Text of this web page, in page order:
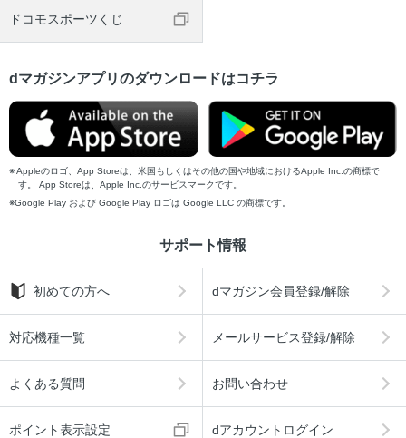
ドコモスポーツくじ
dマガジンアプリのダウンロードはコチラ
Appleのロゴ、App Storeは、米国もしくはその他の国や地域におけるApple Inc.の商標で
す。 App Storeは、Apple Inc.のサービスマークです。
Google Play および Google Play ロゴは Google LLC の商標です。
サポート情報
初めての方へ dマガジン会員登録/解除
対応機種一覧 メールサービス登録/解除
よくある質問 お問い合わせ
ポイント表示設定 dアカウントログイン